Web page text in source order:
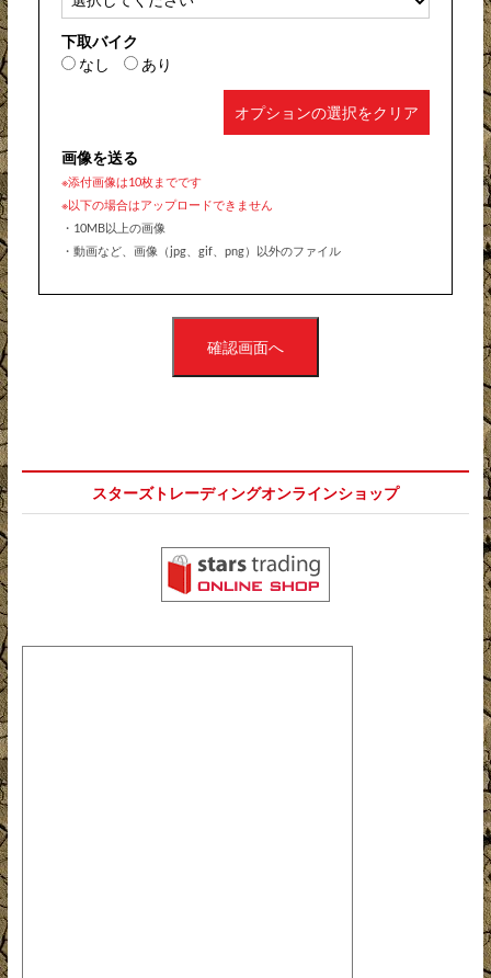
下取バイク
なし
あり
オプションの選択をクリア
画像を送る
※添付画像は10枚までです
※以下の場合はアップロードできません
・10MB以上の画像
・動画など、画像（jpg、gif、png）以外のファイル
確認画面へ
スターズトレーディングオンラインショップ